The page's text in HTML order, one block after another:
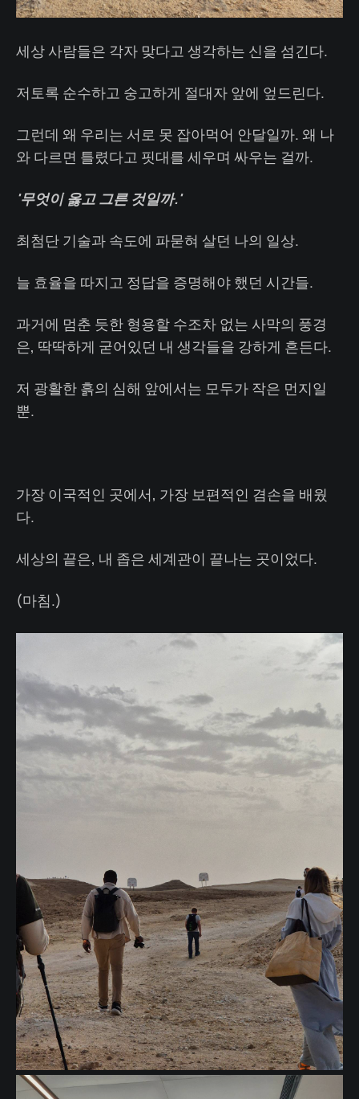
세상 사람들은 각자 맞다고 생각하는 신을 섬긴다.
저토록 순수하고 숭고하게 절대자 앞에 엎드린다.
그런데 왜 우리는 서로 못 잡아먹어 안달일까. 왜 나
와 다르면 틀렸다고 핏대를 세우며 싸우는 걸까.
'무엇이 옳고 그른 것일까.'
최첨단 기술과 속도에 파묻혀 살던 나의 일상.
늘 효율을 따지고 정답을 증명해야 했던 시간들.
과거에 멈춘 듯한 형용할 수조차 없는 사막의 풍경
은, 딱딱하게 굳어있던 내 생각들을 강하게 흔든다.
저 광활한 흙의 심해 앞에서는 모두가 작은 먼지일
뿐.
가장 이국적인 곳에서, 가장 보편적인 겸손을 배웠
다.
세상의 끝은, 내 좁은 세계관이 끝나는 곳이었다.
(마침.)